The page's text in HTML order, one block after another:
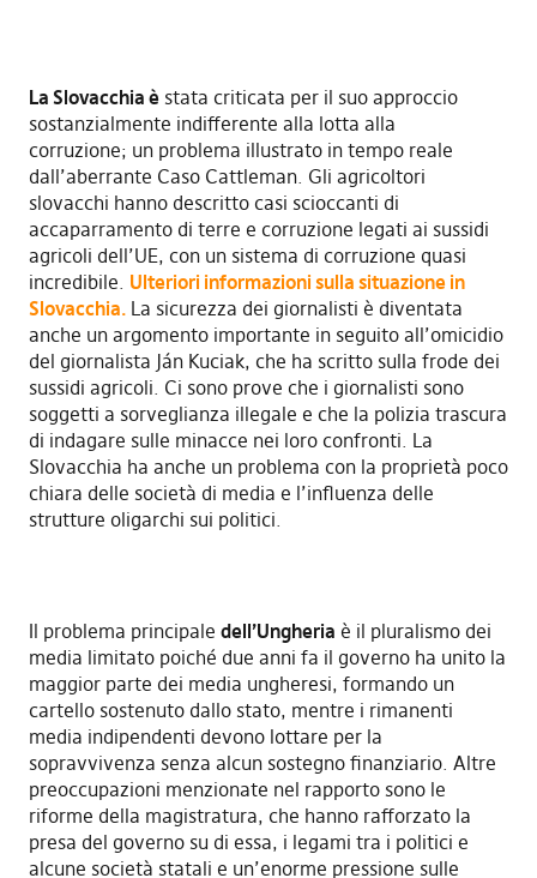
La Slovacchia èstata criticata per il suo approccio
sostanzialmente indifferente alla lotta alla
corruzione; un problema illustrato in tempo reale
dall’aberrante Caso Cattleman. Gli agricoltori
slovacchi hanno descritto casi scioccanti di
accaparramento di terre e corruzione legati ai sussidi
agricoli dell’UE, con un sistema di corruzione quasi
incredibile. Ulteriori informazioni sulla situazione in
Slovacchia. La sicurezza dei giornalisti è diventata
anche un argomento importante in seguito all’omicidio
del giornalista Ján Kuciak, che ha scritto sulla frode dei
sussidi agricoli. Ci sono prove che i giornalisti sono
soggetti a sorveglianza illegale e che la polizia trascura
di indagare sulle minacce nei loro confronti. La
Slovacchia ha anche un problema con la proprietà poco
chiara delle società di media e l’influenza delle
strutture oligarchi sui politici.
Il problema principale dell’Ungheria è il pluralismo dei
media limitato poiché due anni fa il governo ha unito la
maggior parte dei media ungheresi, formando un
cartello sostenuto dallo stato, mentre i rimanenti
media indipendenti devono lottare per la
sopravvivenza senza alcun sostegno finanziario. Altre
preoccupazioni menzionate nel rapporto sono le
riforme della magistratura, che hanno rafforzato la
presa del governo su di essa, i legami tra i politici e
alcune società statali e un’enorme pressione sulle